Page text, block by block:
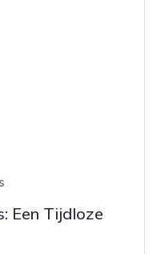
Een Tijdloze